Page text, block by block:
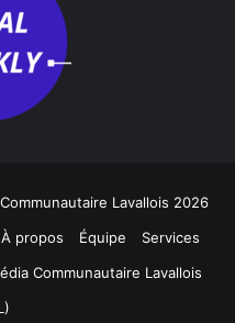
Lavallois 2026
À propos Équipe
Services
Communautaire Lavallois